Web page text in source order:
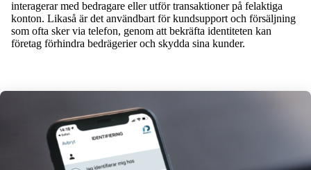
interagerar med bedragare eller utför transaktioner på felaktiga
konton. Likaså är det användbart för kundsupport och försäljning
som ofta sker via telefon, genom att bekräfta identiteten kan
företag förhindra bedrägerier och skydda sina kunder.